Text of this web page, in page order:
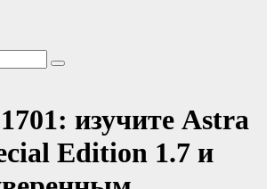
изучите Astra
Edition 1.7 и